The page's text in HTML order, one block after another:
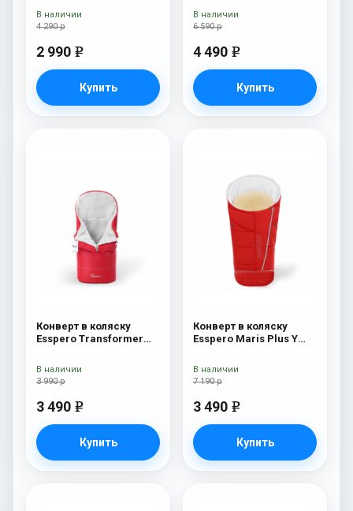
4 290 р
2 990 e
Купить
В наличии
100% шерсть) Navy
6 590 р
4 490 e
Купить
В наличии
Конверт в коляску
Esspero Transformer
100% шерсть) Red
3 990 р
3 490 e
Купить
В наличии
Конверт в коляску
Esspero Maris Plus Y
мех) Red
7 190 р
3 490 e
Купить
В наличии